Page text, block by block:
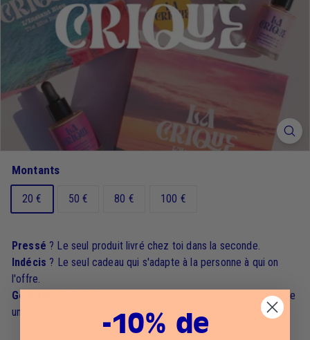
Montants
20 € 50 € 80 € 100 €
Pressé ? Le seul produit livré chez toi dans la seconde.
Indécis ? Le seul cadeau qui s'adapte à la personne à qui on
l'offre.
Généreux
? Choisis ton montant, commande et partage le code
unique sous le format que tu veux.
-10% de